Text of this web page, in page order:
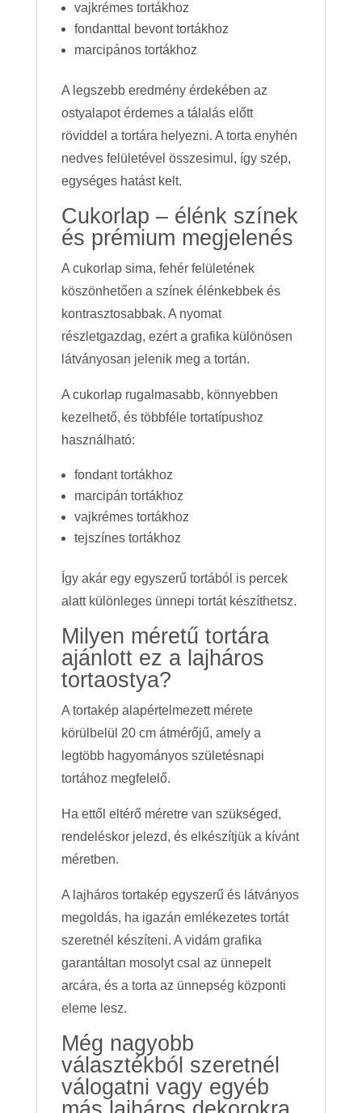
vajkrémes tortákhoz
fondanttal bevont tortákhoz
marcipános tortákhoz
A legszebb eredmény érdekében az
ostyalapot érdemes a tálalás előtt
röviddel a tortára helyezni. A torta enyhén
nedves felületével összesimul, így szép,
egységes hatást kelt.
Cukorlap – élénk színek
és prémium megjelenés
A cukorlap sima, fehér felületének
köszönhetően a színek élénkebbek és
kontrasztosabbak. A nyomat
részletgazdag, ezért a grafika különösen
látványosan jelenik meg a tortán.
A cukorlap rugalmasabb, könnyebben
kezelhető, és többféle tortatípushoz
használható:
fondant tortákhoz
marcipán tortákhoz
vajkrémes tortákhoz
tejszínes tortákhoz
Így akár egy egyszerű tortából is percek
alatt különleges ünnepi tortát készíthetsz.
Milyen méretű tortára
ajánlott ez a lajháros
tortaostya?
A tortakép alapértelmezett mérete
körülbelül 20 cm átmérőjű, amely a
legtöbb hagyományos születésnapi
tortához megfelelő.
Ha ettől eltérő méretre van szükséged,
rendeléskor jelezd, és elkészítjük a kívánt
méretben.
A lajháros tortakép egyszerű és látványos
megoldás, ha igazán emlékezetes tortát
szeretnél készíteni. A vidám grafika
garantáltan mosolyt csal az ünnepelt
arcára, és a torta az ünnepség központi
eleme lesz.
Még nagyobb
választékból szeretnél
válogatni vagy egyéb